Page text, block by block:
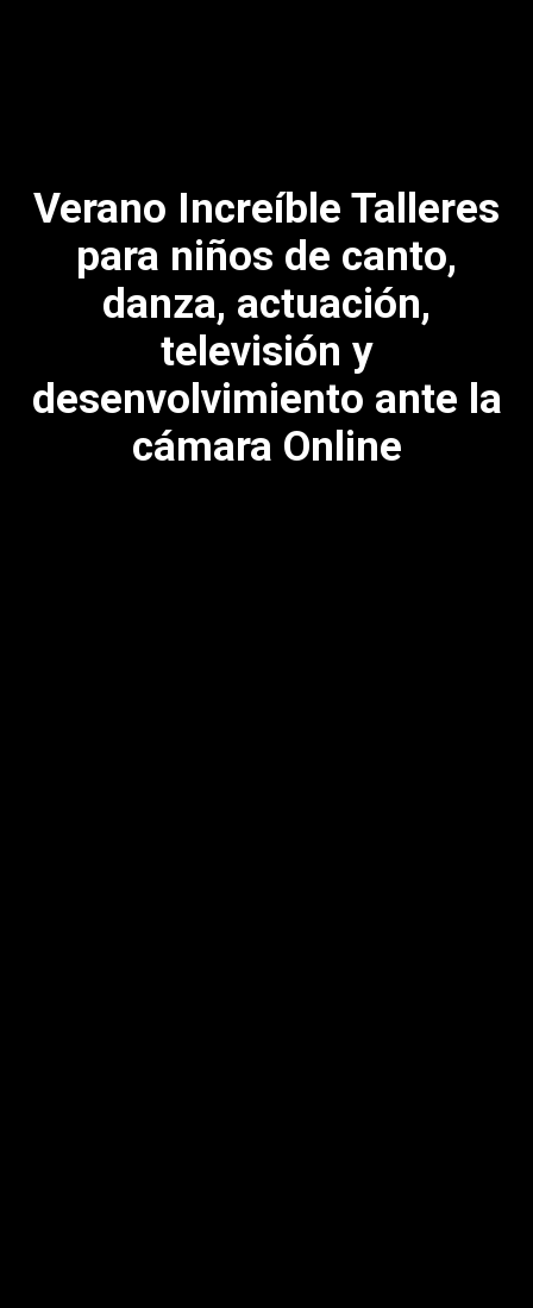
Verano Increíble Talleres
para niños de canto,
danza, actuación,
televisión y
desenvolvimiento ante la
cámara Online